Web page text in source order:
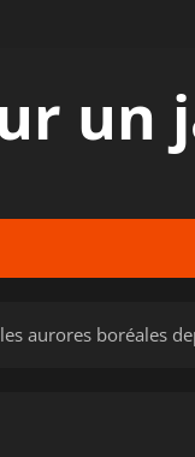
un
aurores boréales